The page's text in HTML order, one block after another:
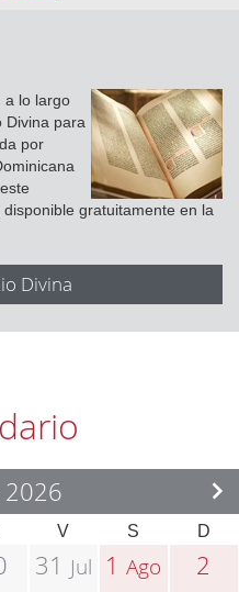
a lo largo
Divina para
por
gratuitamente en la
Divina
2026
V S D
31 Jul 1Ago 2